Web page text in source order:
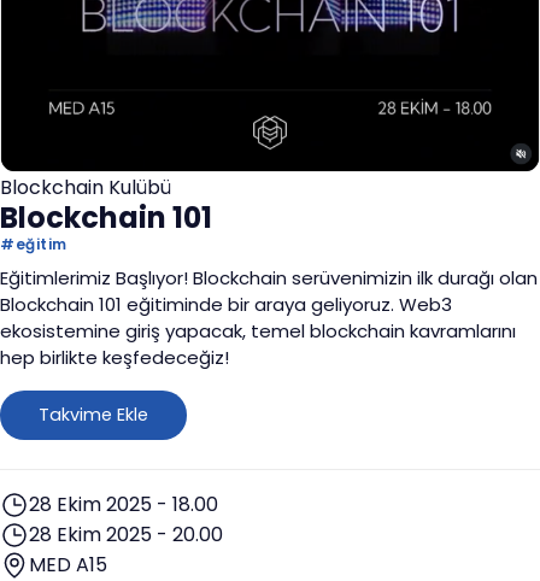
Blockchain Kulübü
Blockchain 101
#eğitim
Eğitimlerimiz Başlıyor! Blockchain serüvenimizin ilk durağı olan
Blockchain 101 eğitiminde bir araya geliyoruz. Web3
ekosistemine giriş yapacak, temel blockchain kavramlarını
hep birlikte keşfedeceğiz!
Takvime Ekle
28 Ekim 2025 - 18.00
28 Ekim 2025 - 20.00
MED A15